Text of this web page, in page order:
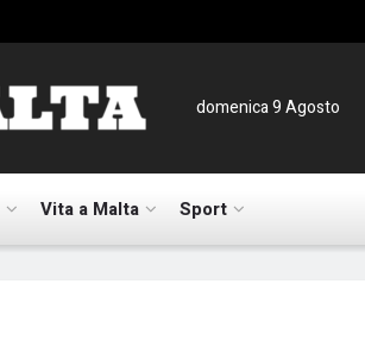
domenica 9 Agosto
Vita a Malta Sport